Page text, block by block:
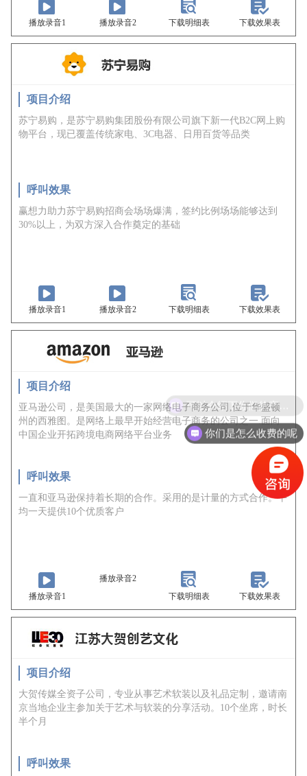
播放录音1 播放录音2 下载明细表 下载效果表
项目介绍
苏宁易购，是苏宁易购集团股份有限公司旗下新一代B2C网上购
物平台，现已覆盖传统家电、3C电器、日用百货等品类
呼叫效果
赢想力助力苏宁易购招商会场场爆满，签约比例场场能够达到
30%以上，为双方深入合作奠定的基础
播放录音1 播放录音2 下载明细表 下载效果表
项目介绍
亚马逊公司，是美国最大的一家网络电子商务公司,位于华盛顿
州的西雅图。是网络上最早开始经营电子商务的公司之一.面向
中国企业开拓跨境电商网络平台业务
呼叫效果
一直和亚马逊保持着长期的合作。采用的是计量的方式合作。平
均一天提供10个优质客户
播放录音1
播放录音2
下载明细表
下载效果表
项目介绍
大贺传媒全资子公司，专业从事艺术软装以及礼品定制，邀请南
京当地企业主参加关于艺术与软装的分享活动。10个坐席，时长
半个月
呼叫效果
你们是怎么收费的呢